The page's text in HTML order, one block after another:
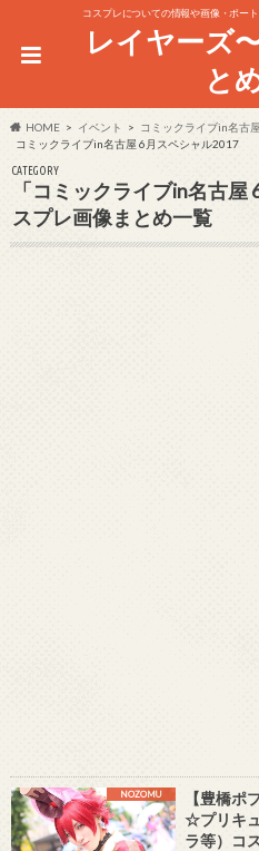
コスプレについての情報や画像・ポー
レイヤーズ
と
HOME イベント
コミックライブin名古屋
コミックライブin名古屋 6月スペシャル2017
CATEGORY
「コミックライブin名古
スプレ画像まとめ一覧
NOZOMU
【豊橋ポ
☆プリキ
ラ等）コ